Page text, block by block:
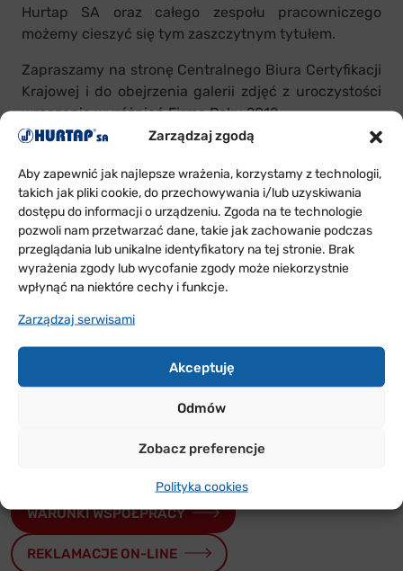
Zarządzaj zgodą
Aby zapewnić jak najlepsze wrażenia, korzystamy z technologii,
takich jak pliki cookie, do przechowywania i/lub uzyskiwania
dostępu do informacji o urządzeniu. Zgoda na te technologie
pozwoli nam przetwarzać dane, takie jak zachowanie podczas
przeglądania lub unikalne identyfikatory na tej stronie. Brak
wyrażenia zgody lub wycofanie zgody może niekorzystnie
wpłynąć na niektóre cechy i funkcje.
Zarządzaj serwisami
Akceptuję
Odmów
Zobacz preferencje
Polityka cookies
Hurtap SA oraz całego zespołu pracowniczego
możemy cieszyć się tym zaszczytnym tytułem.
Zapraszamy na stronę Centralnego Biura Certyfikacji
Krajowej i do obejrzenia galerii zdjęć z uroczystości
wręczenia wyróżnień Firma Roku 2012.
ODDZIAŁY
W POLSCE
Sprawdź w jakich rejonach Polski jesteśmy i skontaktuj
się z nami
WARUNKI WSPÓŁPRACY
REKLAMACJE ON-LINE